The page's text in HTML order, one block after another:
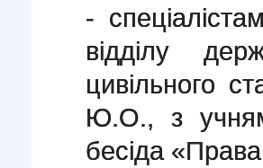
-
відділу
цивільного
Ю.О., з
бесіда